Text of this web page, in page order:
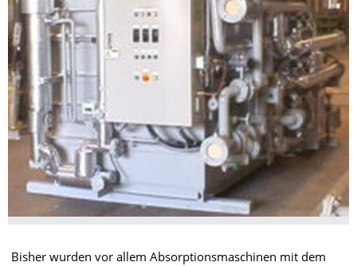
Bisher wurden vor allem Absorptionsmaschinen mit dem